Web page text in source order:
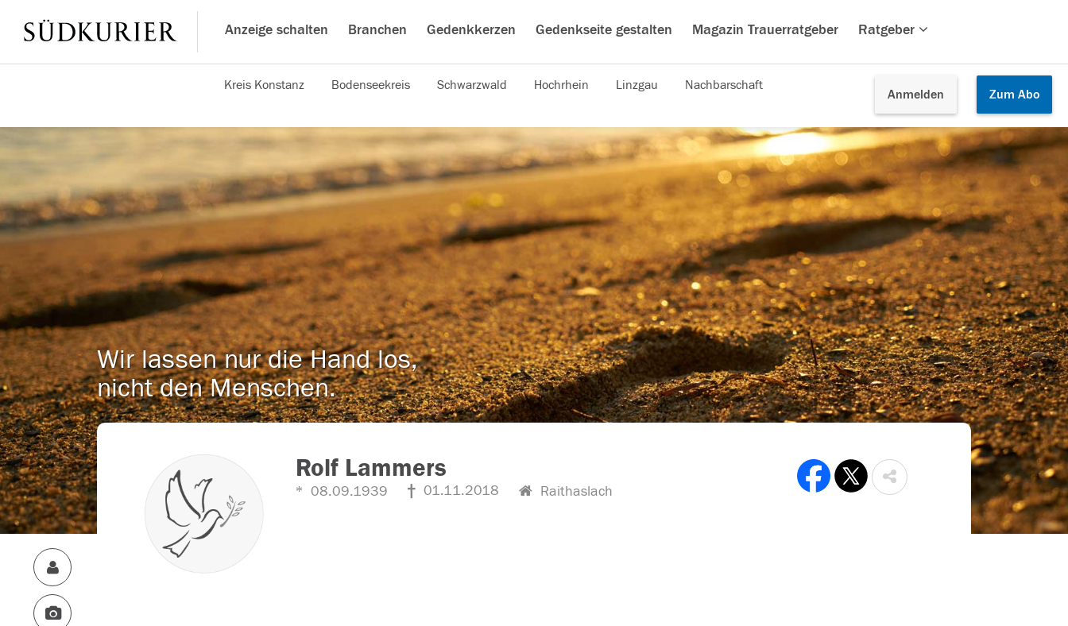
Anzeige schalten Branchen Gedenkkerzen Gedenkseite gestalten Magazin Trauerratgeber Ratgeber
Anmelden Zum Abo
Kreis Konstanz Bodenseekreis Schwarzwald Hochrhein Linzgau Nachbarschaft
Wir lassen nur die Hand los,
nicht den Menschen.
Rolf Lammers
08.09.1939 01.11.2018 Raithaslach